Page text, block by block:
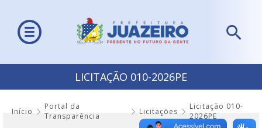
LICITAÇÃO 010-2026PE
Início
Portal da
Transparência
Licitações
Licitação 010-
2026PE